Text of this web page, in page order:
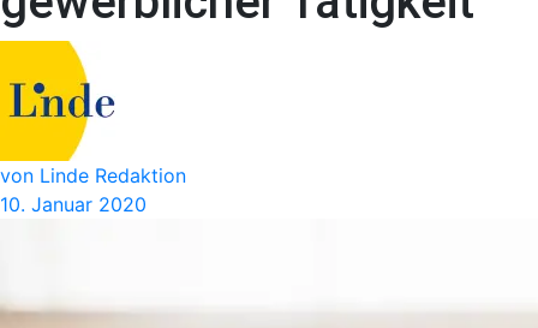
von Linde Redaktion
10. Januar 2020